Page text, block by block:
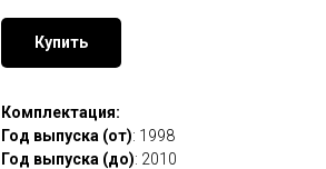
Купить
Комплектация:
Год выпуска (от): 1998
Год выпуска (до): 2010